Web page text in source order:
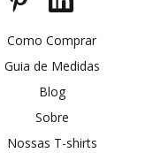
Como Comprar
Guia de Medidas
Blog
Sobre
Nossas T-shirts